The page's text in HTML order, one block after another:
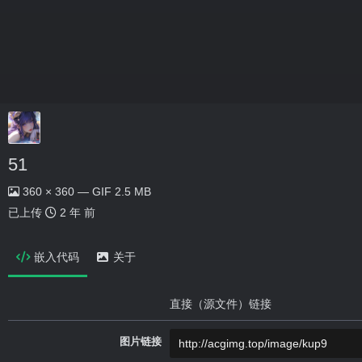
51
360 × 360 — GIF 2.5 MB
已上传
2 年 前
嵌入代码 关于
直接（源文件）链接
图片链接